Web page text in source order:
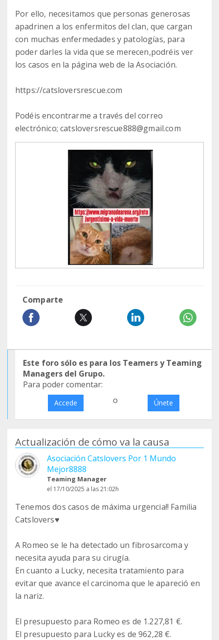
Por ello, necesitamos que personas generosas
apadrinen a los enfermitos del clan, que cargan
con muchas enfermedades y patologías, para
poder darles la vida que se merecen,podréis ver
los casos en la página web de la Asociación.
https://catsloversrescue.com
Podéis encontrarme a través del correo
electrónico; catsloversrescue888@gmail.com
Comparte
Este foro sólo es para los Teamers y Teaming
Managers del Grupo.
Para poder comentar:
Accede o Únete
Actualización de cómo va la causa
Asociación Catslovers Por 1 Mundo
Mejor8888
Teaming Manager
el 17/10/2025 a las 21:02h
Tenemos dos casos de máxima urgencia!! Familia
Catslovers♥️
A Romeo se le ha detectado un fibrosarcoma y
necesita ayuda para su cirugía.
En cuanto a Lucky, necesita tratamiento para
evitar que avance el carcinoma que le apareció en
la nariz.
El presupuesto para Romeo es de 1.227,81 €.
El presupuesto para Lucky es de 962,28 €.